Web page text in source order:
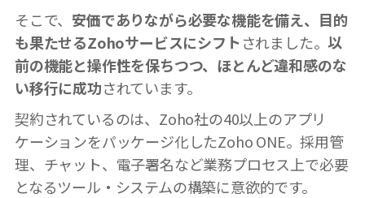
そこで、 安価でありながら必要な機能を備え、目的
も果たせるZohoサービスにシフトされました。以
前の機能と操作性を保ちつつ、ほとんど違和感のな
い移行に成功されています。
契約されているのは、Zoho社の40以上のアプリ
ケーションをパッケージ化したZoho ONE。採用管
理、チャット、電子署名など業務プロセス上で必要
となるツール・システムの構築に意欲的です。